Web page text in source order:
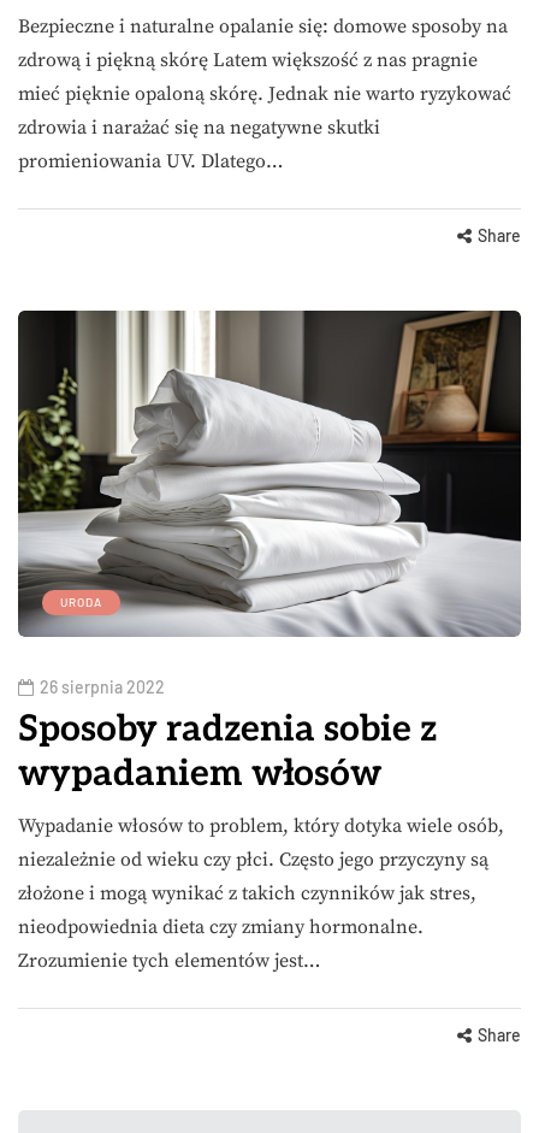
Bezpieczne i naturalne opalanie się: domowe sposoby na
zdrową i piękną skórę Latem większość z nas pragnie
mieć pięknie opaloną skórę. Jednak nie warto ryzykować
zdrowia i narażać się na negatywne skutki
promieniowania UV. Dlatego…
Share
URODA
26 sierpnia 2022
Sposoby radzenia sobie z
wypadaniem włosów
Wypadanie włosów to problem, który dotyka wiele osób,
niezależnie od wieku czy płci. Często jego przyczyny są
złożone i mogą wynikać z takich czynników jak stres,
nieodpowiednia dieta czy zmiany hormonalne.
Zrozumienie tych elementów jest…
Share